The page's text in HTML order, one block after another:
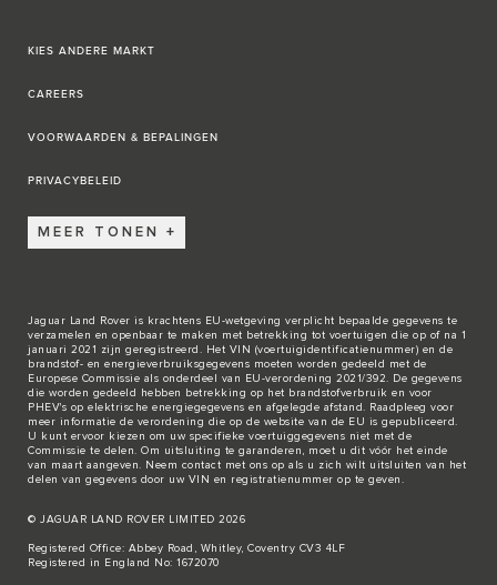
KIES ANDERE MARKT
CAREERS
VOORWAARDEN & BEPALINGEN
PRIVACYBELEID
MEER TONEN
Jaguar Land Rover is krachtens EU-wetgeving verplicht bepaalde gegevens te
verzamelen en openbaar te maken met betrekking tot voertuigen die op of na 1
januari 2021 zijn geregistreerd. Het VIN (voertuigidentificatienummer) en de
brandstof- en energieverbruiksgegevens moeten worden gedeeld met de
Europese Commissie als onderdeel van EU-verordening 2021/392. De gegevens
die worden gedeeld hebben betrekking op het brandstofverbruik en voor
PHEV's op elektrische energiegegevens en afgelegde afstand. Raadpleeg voor
meer informatie de verordening die op de website van de EU is gepubliceerd.
U kunt ervoor kiezen om uw specifieke voertuiggegevens niet met de
Commissie te delen. Om uitsluiting te garanderen, moet u dit vóór het einde
van maart aangeven. Neem contact met ons op als u zich wilt uitsluiten van het
delen van gegevens door uw VIN en registratienummer op te geven.
© JAGUAR LAND ROVER LIMITED 2026
Registered Office: Abbey Road, Whitley, Coventry CV3 4LF
Registered in England No: 1672070